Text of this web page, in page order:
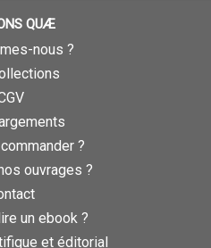
QUÆ
nous ?
?
ouvrages ?
un ebook ?
et éditorial